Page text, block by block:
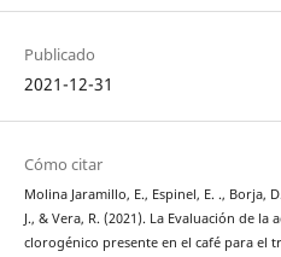
Publicado
2021-12-31
Cómo citar
Molina Jaramillo, E., Espinel, E. ., Borja,
J., & Vera, R. (2021). La Evaluación de
clorogénico presente en el café para el